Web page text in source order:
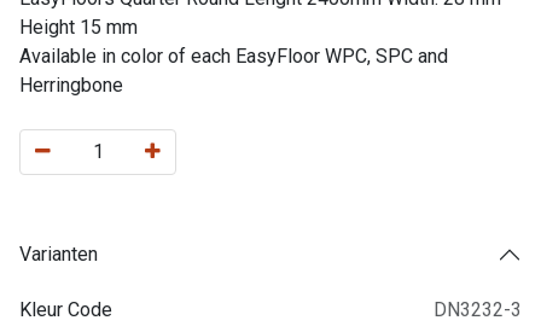
Height 15 mm
Available in color of each EasyFloor WPC, SPC and
Herringbone
Varianten
Kleur Code DN3232-3